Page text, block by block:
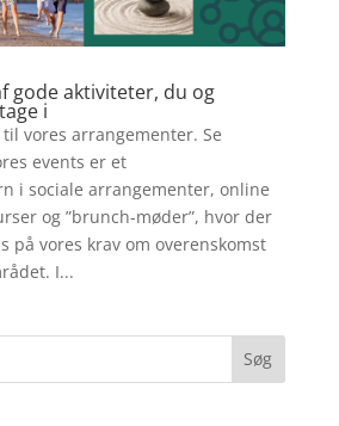
gode aktiviteter, du og
i
vores arrangementer. Se
events er et
i sociale arrangementer, online
og ”brunch-møder”, hvor der
på vores krav om overenskomst
I...
Søg